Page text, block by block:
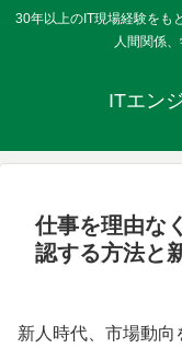
30年以上のIT現場経験をも
人間関係
ITエン
仕事を理由な
認する方法と
新人時代、市場動